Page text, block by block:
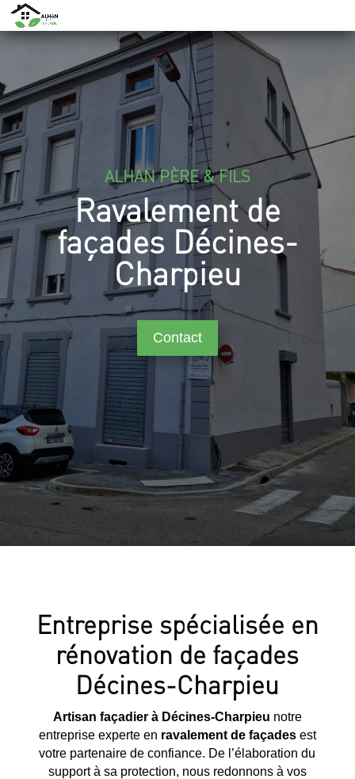
ALHAN PÈRE & FILS
Ravalement de
façades Décines-
Charpieu
Contact
Entreprise spécialisée en
rénovation de façades
Décines-Charpieu
Artisan façadier à Décines-Charpieu notre
entreprise experte en ravalement de façadesest
votre partenaire de confiance. De l’élaboration du
support à sa protection, nous redonnons à vos